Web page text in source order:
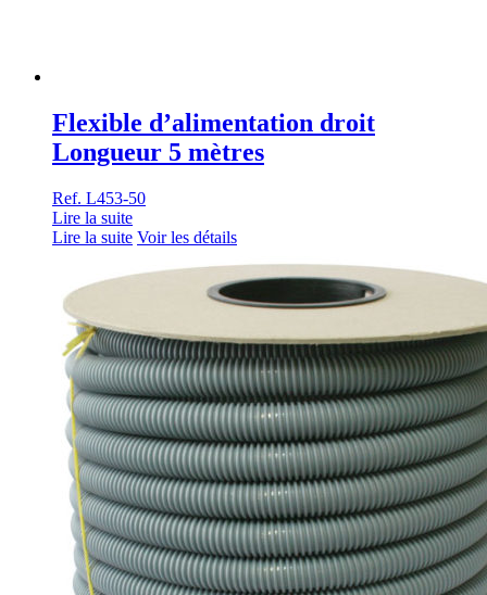
Flexible d’alimentation droit
Longueur 5 mètres
Ref. L453-50
Lire la suite
Lire la suite Voir les détails